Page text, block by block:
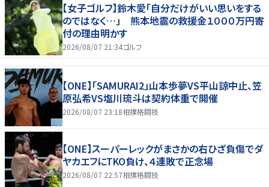
【女子ゴルフ】鈴木愛「自分だけがいい思いをする
のではなく…」 熊本地震の救援金１０００万円寄
付の理由明かす
2026/08/07 21:34ゴルフ
【ONE】「SAMURAI2」山本歩夢VS平山諒中止、笠
原弘希VS塩川琉斗は契約体重で開催
2026/08/07 23:18相撲格闘技
【ONE】スーパーレックがまさかの右ひざ負傷でダ
ヤカエフにTKO負け、４連敗で正念場
2026/08/07 22:57相撲格闘技